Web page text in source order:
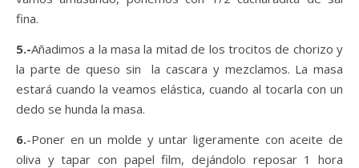
fina.
5.-Añadimos a la masa la mitad de los trocitos de chorizo y
la parte de queso sin la cascara y mezclamos. La masa
estará cuando la veamos elástica, cuando al tocarla con un
dedo se hunda la masa.
6.-Poner en un molde y untar ligeramente con aceite de
oliva y tapar con papel film, dejándolo reposar 1 hora